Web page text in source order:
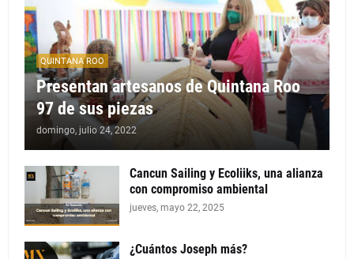
QUINTANA ROO
Presentan artesanos de Quintana Roo
97 de sus piezas
domingo, julio 24, 2022
Cancun Sailing y Ecoliiks, una alianza
con compromiso ambiental
jueves, mayo 22, 2025
¿Cuántos Joseph más?